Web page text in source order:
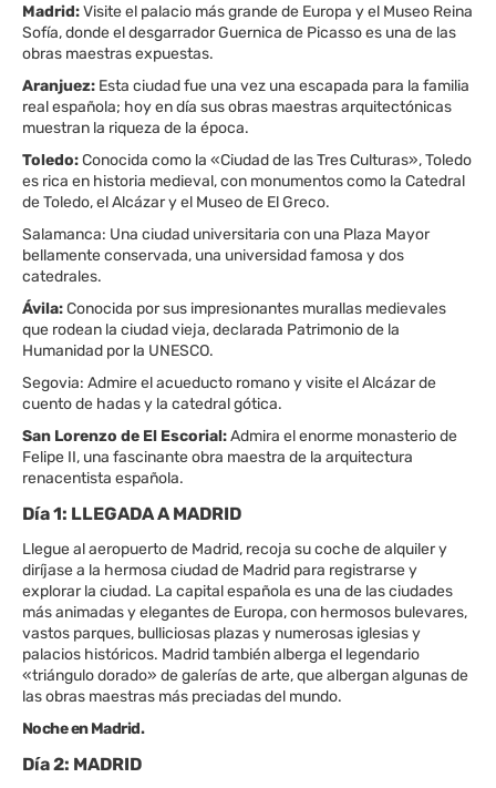
Madrid:Visite el palacio más grande de Europa y el Museo Reina
Sofía, donde el desgarrador Guernica de Picasso es una de las
obras maestras expuestas.
Aranjuez: Esta ciudad fue una vez una escapada para la familia
real española; hoy en día sus obras maestras arquitectónicas
muestran la riqueza de la época.
Toledo:Conocida como la «Ciudad de las Tres Culturas», Toledo
es rica en historia medieval, con monumentos como la Catedral
de Toledo, el Alcázar y el Museo de El Greco.
Salamanca: Una ciudad universitaria con una Plaza Mayor
bellamente conservada, una universidad famosa y dos
catedrales.
Ávila:Conocida por sus impresionantes murallas medievales
que rodean la ciudad vieja, declarada Patrimonio de la
Humanidad por la UNESCO.
Segovia: Admire el acueducto romano y visite el Alcázar de
cuento de hadas y la catedral gótica.
San Lorenzo de El Escorial:Admira el enorme monasterio de
Felipe II, una fascinante obra maestra de la arquitectura
renacentista española.
Día 1: LLEGADA A MADRID
Llegue al aeropuerto de Madrid, recoja su coche de alquiler y
diríjase a la hermosa ciudad de Madrid para registrarse y
explorar la ciudad. La capital española es una de las ciudades
más animadas y elegantes de Europa, con hermosos bulevares,
vastos parques, bulliciosas plazas y numerosas iglesias y
palacios históricos. Madrid también alberga el legendario
«triángulo dorado» de galerías de arte, que albergan algunas de
las obras maestras más preciadas del mundo.
Noche en Madrid.
Día 2: MADRID